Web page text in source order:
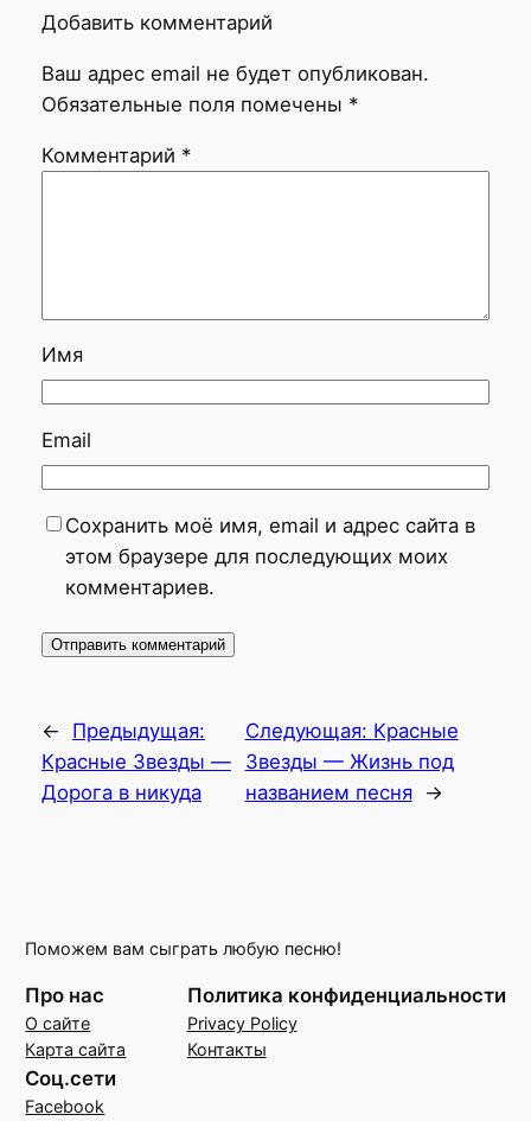
Добавить комментарий
Ваш адрес email не будет опубликован.
Обязательные поля помечены *
Комментарий *
Имя
Email
Сохранить моё имя, email и адрес сайта в
этом браузере для последующих моих
комментариев.
←
Предыдущая:
Красные Звезды —
Дорога в никуда
Следующая: Красные
Звезды — Жизнь под
названием песня
→
Поможем вам сыграть любую песню!
Про нас
О сайте
Карта сайта
Политика конфиденциальности
Privacy Policy
Контакты
Соц.сети
Facebook